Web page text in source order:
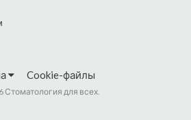
Cookie-файлы
Стоматология для всех.